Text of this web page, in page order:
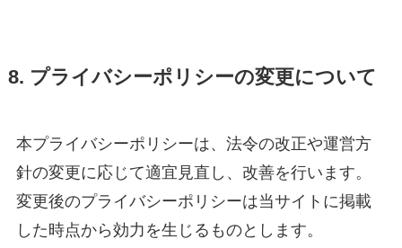
8. プライバシーポリシーの変更について
本プライバシーポリシーは、法令の改正や運営方
針の変更に応じて適宜見直し、改善を行います。
変更後のプライバシーポリシーは当サイトに掲載
した時点から効力を生じるものとします。